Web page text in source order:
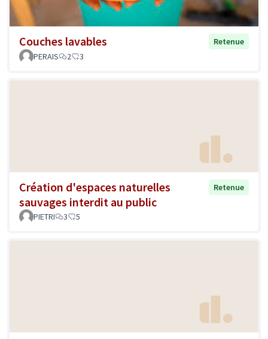
Couches lavables
Retenue
PERAIS
2 3
Création d'espaces naturelles
sauvages interdit au public
Retenue
PIETRI 3 5